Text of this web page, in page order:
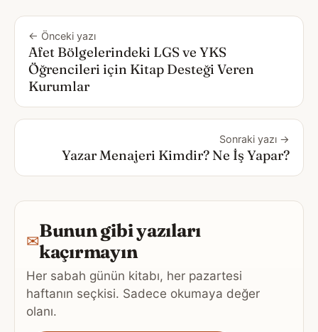
← Önceki yazı
Afet Bölgelerindeki LGS ve YKS
Öğrencileri için Kitap Desteği Veren
Kurumlar
Sonraki yazı →
Yazar Menajeri Kimdir? Ne İş Yapar?
✉Bunun gibi yazıları
kaçırmayın
Her sabah günün kitabı, her pazartesi
haftanın seçkisi. Sadece okumaya değer
olanı.